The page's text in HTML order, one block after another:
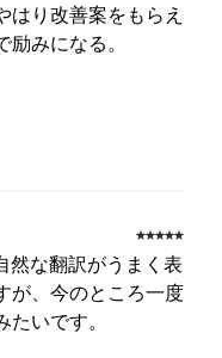
はり改善案をもらえ
みになる。
然な翻訳がうまく表
が、今のところ一度
いです。